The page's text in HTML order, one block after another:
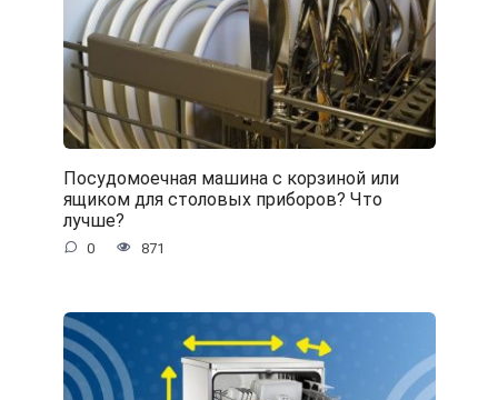
Посудомоечная машина с корзиной или
ящиком для столовых приборов? Что
лучше?
0 871